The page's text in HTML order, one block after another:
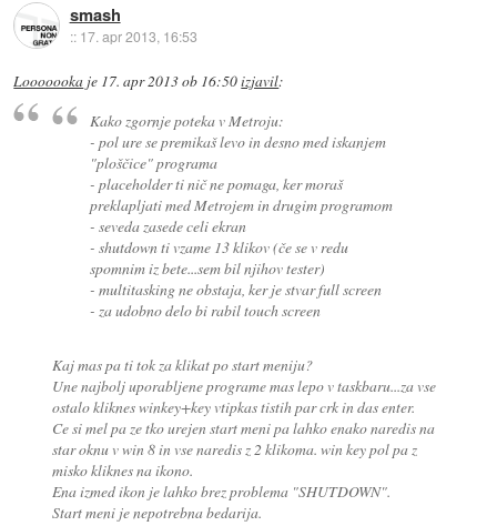
smash
:: 17. apr 2013, 16:53
Looooooka je 17. apr 2013 ob 16:50izjavil:
Kako zgornje poteka v Metroju:
- pol ure se premikaš levo in desno med iskanjem
"ploščice" programa
- placeholder ti nič ne pomaga, ker moraš
preklapljati med Metrojem in drugim programom
- seveda zasede celi ekran
- shutdown ti vzame 13 klikov (če se v redu
spomnim iz bete...sem bil njihov tester)
- multitasking ne obstaja, ker je stvar full screen
- za udobno delo bi rabil touch screen
Kaj mas pa ti tok za klikat po start meniju?
Une najbolj uporabljene programe mas lepo v taskbaru...za vse
ostalo kliknes winkey+key vtipkas tistih par crk in das enter.
Ce si mel pa ze tko urejen start meni pa lahko enako naredis na
star oknu v win 8 in vse naredis z 2 klikoma. win key pol pa z
misko kliknes na ikono.
Ena izmed ikon je lahko brez problema "SHUTDOWN".
Start meni je nepotrebna bedarija.